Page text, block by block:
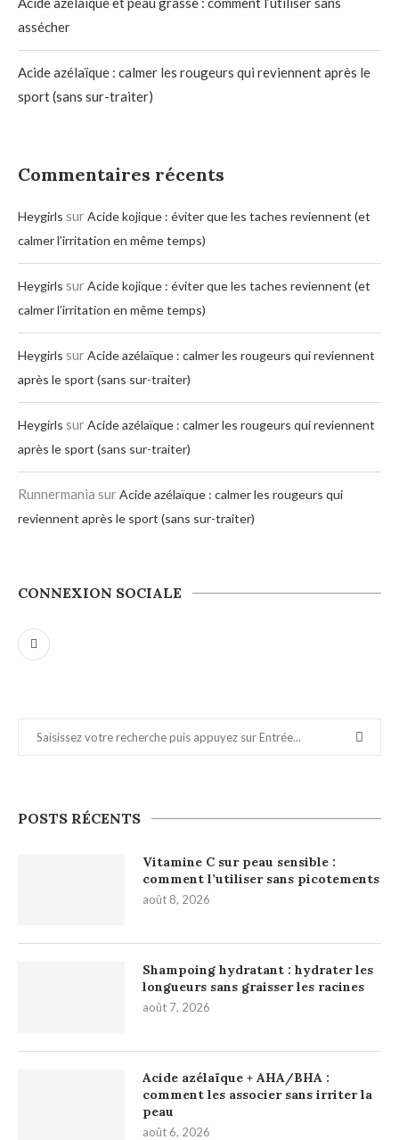
assécher
Acide azélaïque : calmer les rougeurs qui reviennent après le
sport (sans sur-traiter)
Commentaires récents
Heygirls surAcide kojique : éviter que les taches reviennent (et
calmer l’irritation en même temps)
Heygirls surAcide kojique : éviter que les taches reviennent (et
calmer l’irritation en même temps)
Heygirls surAcide azélaïque : calmer les rougeurs qui reviennent
après le sport (sans sur-traiter)
Heygirls surAcide azélaïque : calmer les rougeurs qui reviennent
après le sport (sans sur-traiter)
Runnermania surAcide azélaïque : calmer les rougeurs qui
reviennent après le sport (sans sur-traiter)
CONNEXION SOCIALE
POSTS RÉCENTS
Vitamine C sur peau sensible :
comment l’utiliser sans picotements
août 8, 2026
Shampoing hydratant : hydrater les
longueurs sans graisser les racines
août 7, 2026
Acide azélaïque + AHA/BHA :
comment les associer sans irriter la
peau
août 6, 2026